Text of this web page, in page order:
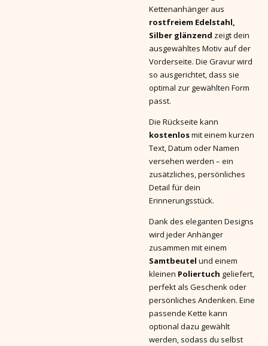
Kettenanhänger aus
rostfreiem Edelstahl,
Silber glänzend zeigt dein
ausgewähltes Motiv auf der
Vorderseite. Die Gravur wird
so ausgerichtet, dass sie
optimal zur gewählten Form
passt.
Die Rückseite kann
kostenlosmit einem kurzen
Text, Datum oder Namen
versehen werden – ein
zusätzliches, persönliches
Detail für dein
Erinnerungsstück.
Dank des eleganten Designs
wird jeder Anhänger
zusammen mit einem
Samtbeutel und einem
kleinen Poliertuch geliefert,
perfekt als Geschenk oder
persönliches Andenken. Eine
passende Kette kann
optional dazu gewählt
werden, sodass du selbst